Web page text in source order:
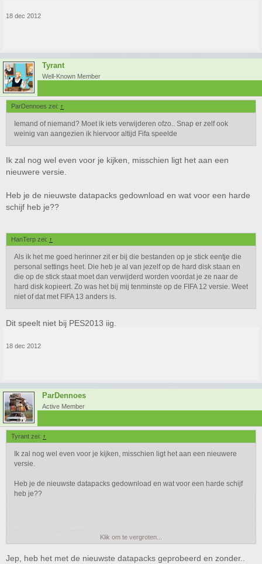
18 dec 2012
Tyrant
Well-Known Member
ParDennoes zei: ↑
Iemand of niemand? Moet ik iets verwijderen ofzo.. Snap er zelf ook
weinig van aangezien ik hiervoor altijd Fifa speelde
Ik zal nog wel even voor je kijken, misschien ligt het aan een
nieuwere versie.
Heb je de nieuwste datapacks gedownload en wat voor een harde
schijf heb je??
HanTerp zei: ↑
Als ik het me goed herinner zit er bij die bestanden op je stick eentje die
personal settings heet. Die heb je al van jezelf op de hard disk staan en
die op de stick staat moet dan verwijderd worden voordat je ze naar de
hard disk kopieert. Zo was het bij mij tenminste op de FIFA 12 versie. Weet
niet of dat met FIFA 13 anders is.
Dit speelt niet bij PES2013 iig.
18 dec 2012
ParDennoes
Active Member
Tyrant zei: ↑
Ik zal nog wel even voor je kijken, misschien ligt het aan een nieuwere
versie.
Heb je de nieuwste datapacks gedownload en wat voor een harde schijf
heb je??
Dit speelt niet bij PES2013 iig.Klik om te vergroten...
Jep, heb het met de nieuwste datapacks geprobeerd en zonder..